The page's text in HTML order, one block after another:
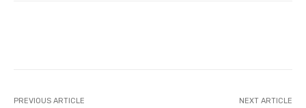
PREVIOUS ARTICLE NEXT ARTICLE